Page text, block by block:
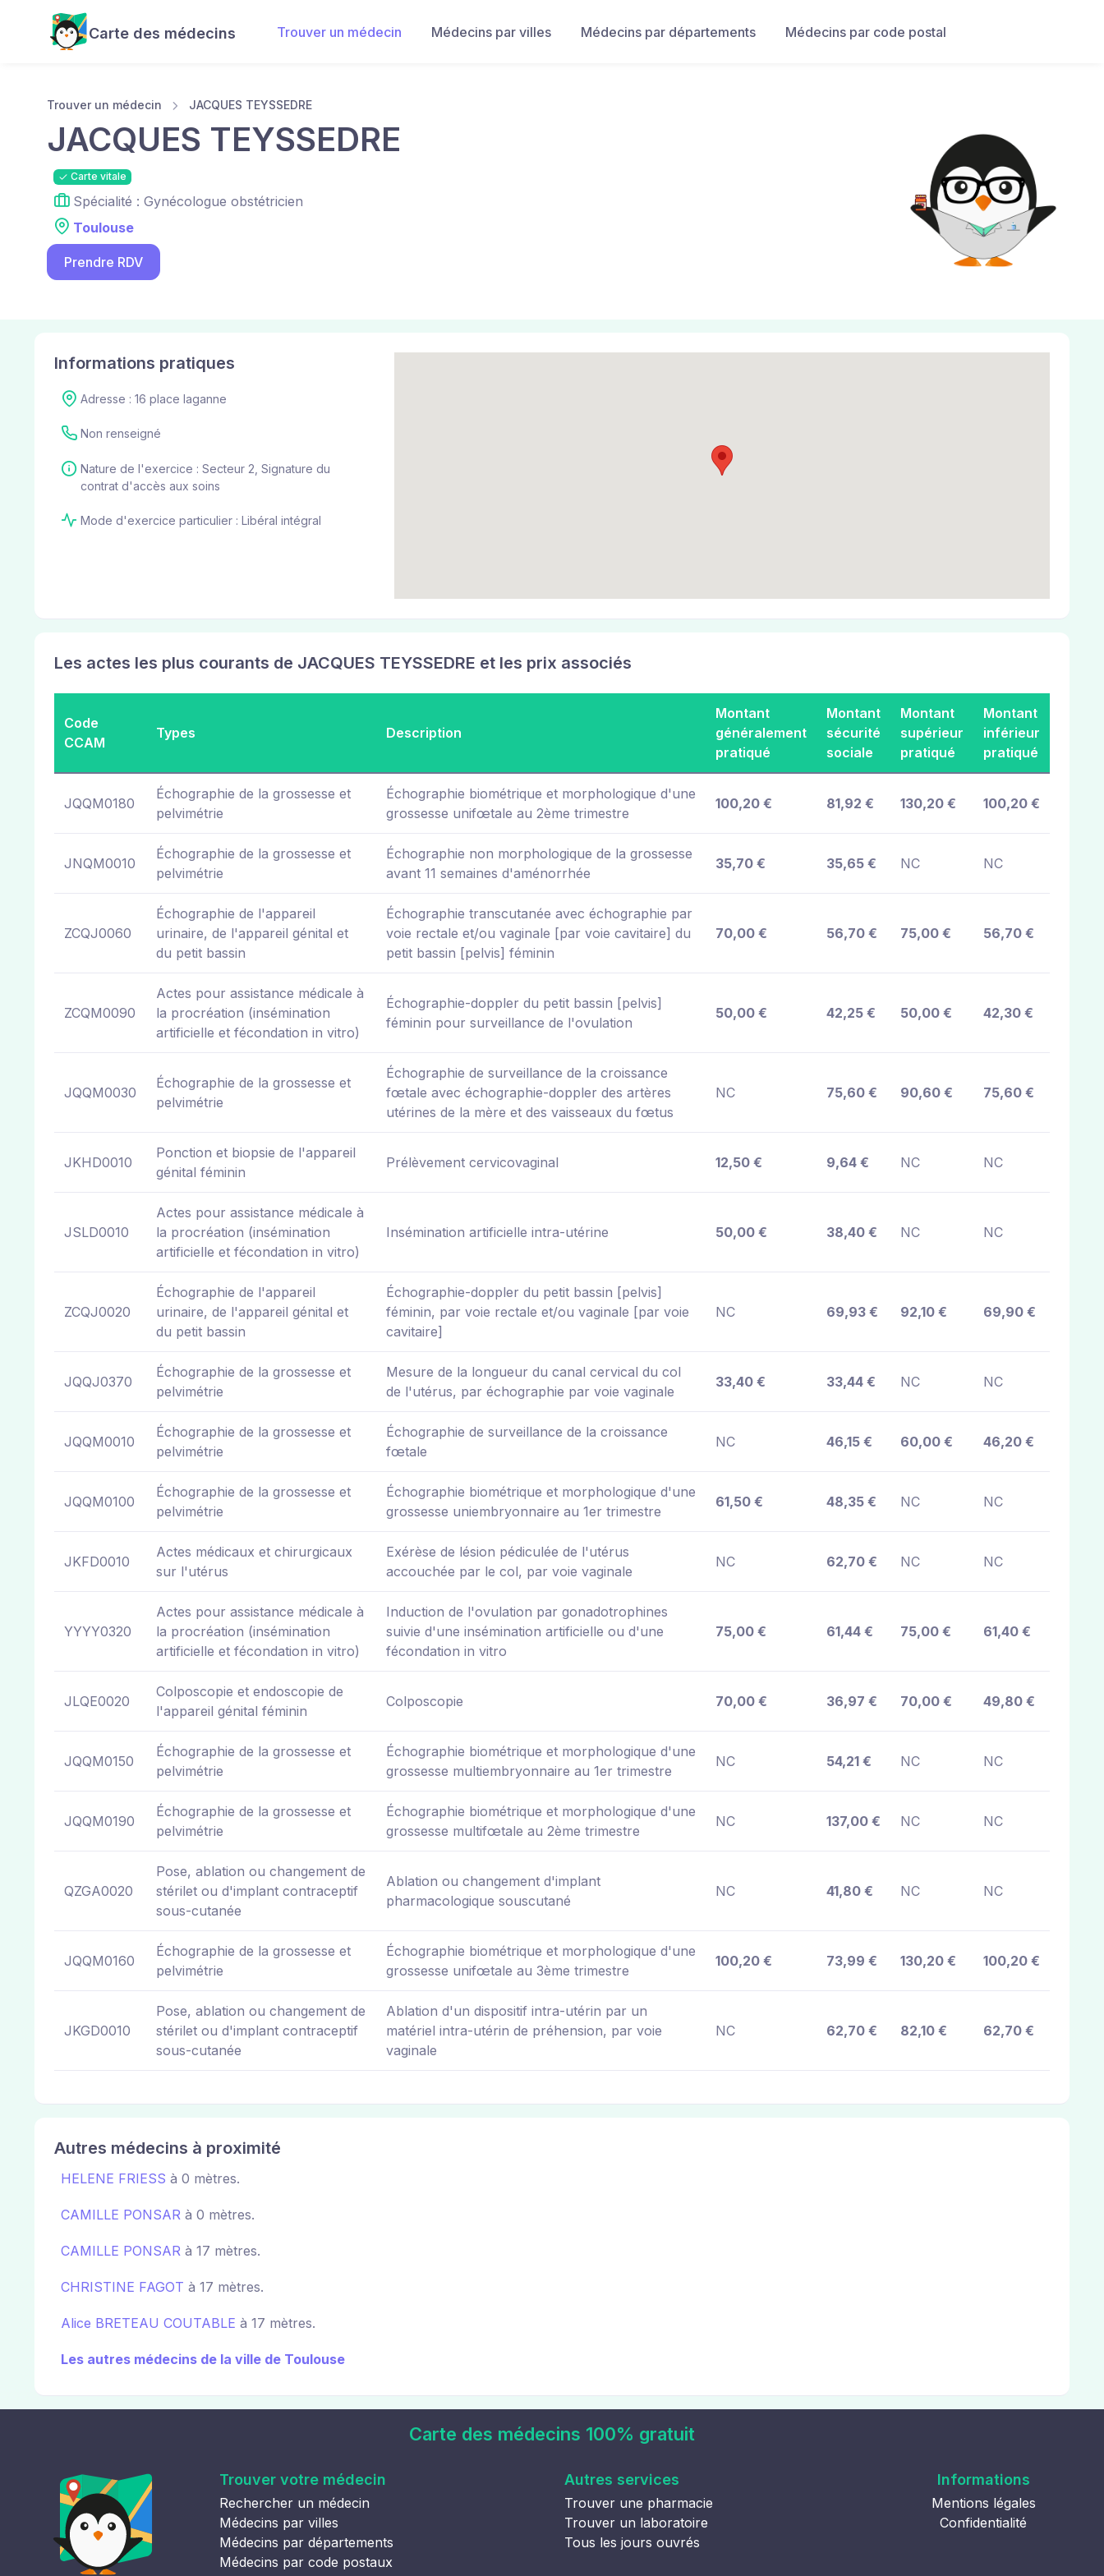
Carte des médecins Trouver un médecin Médecins par villes Médecins par départements Médecins par code postal
Trouver un médecin JACQUES TEYSSEDRE
JACQUES TEYSSEDRE
Carte vitale
Spécialité : Gynécologue obstétricien
Toulouse
Prendre RDV
Informations pratiques
Adresse : 16 place laganne
Non renseigné
Nature de l'exercice : Secteur 2, Signature du
contrat d'accès aux soins
Mode d'exercice particulier : Libéral intégral
Les actes les plus courants de JACQUES TEYSSEDRE et les prix associés
Code
CCAM
Types Description
Montant
généralement
pratiqué
Montant
sécurité
sociale
Montant
supérieur
pratiqué
Montant
inférieur
pratiqué
JQQM0180
Échographie de la grossesse et
pelvimétrie
Échographie biométrique et morphologique d'une
grossesse unifœtale au 2ème trimestre
100,20 € 81,92 € 130,20 € 100,20 €
JNQM0010
Échographie de la grossesse et
pelvimétrie
Échographie non morphologique de la grossesse
avant 11 semaines d'aménorrhée
35,70 € 35,65 € NC NC
ZCQJ0060
Échographie de l'appareil
urinaire, de l'appareil génital et
du petit bassin
Échographie transcutanée avec échographie par
voie rectale et/ou vaginale [par voie cavitaire] du
petit bassin [pelvis] féminin
70,00 € 56,70 € 75,00 € 56,70 €
ZCQM0090
Actes pour assistance médicale à
la procréation (insémination
artificielle et fécondation in vitro)
Échographie-doppler du petit bassin [pelvis]
féminin pour surveillance de l'ovulation
50,00 € 42,25 € 50,00 € 42,30 €
JQQM0030
Échographie de la grossesse et
pelvimétrie
Échographie de surveillance de la croissance
fœtale avec échographie-doppler des artères
utérines de la mère et des vaisseaux du fœtus
NC 75,60 € 90,60 € 75,60 €
JKHD0010
Ponction et biopsie de l'appareil
génital féminin
Prélèvement cervicovaginal 12,50 € 9,64 € NC NC
JSLD0010
Actes pour assistance médicale à
la procréation (insémination
artificielle et fécondation in vitro)
Insémination artificielle intra-utérine 50,00 € 38,40 € NC NC
ZCQJ0020
Échographie de l'appareil
urinaire, de l'appareil génital et
du petit bassin
Échographie-doppler du petit bassin [pelvis]
féminin, par voie rectale et/ou vaginale [par voie
cavitaire]
NC 69,93 € 92,10 € 69,90 €
JQQJ0370
Échographie de la grossesse et
pelvimétrie
Mesure de la longueur du canal cervical du col
de l'utérus, par échographie par voie vaginale
33,40 € 33,44 € NC NC
JQQM0010
Échographie de la grossesse et
pelvimétrie
Échographie de surveillance de la croissance
fœtale
NC 46,15 € 60,00 € 46,20 €
JQQM0100
Échographie de la grossesse et
pelvimétrie
Échographie biométrique et morphologique d'une
grossesse uniembryonnaire au 1er trimestre
61,50 € 48,35 € NC NC
JKFD0010
Actes médicaux et chirurgicaux
sur l'utérus
Exérèse de lésion pédiculée de l'utérus
accouchée par le col, par voie vaginale
NC 62,70 € NC NC
YYYY0320
Actes pour assistance médicale à
la procréation (insémination
artificielle et fécondation in vitro)
Induction de l'ovulation par gonadotrophines
suivie d'une insémination artificielle ou d'une
fécondation in vitro
75,00 € 61,44 € 75,00 € 61,40 €
JLQE0020
Colposcopie et endoscopie de
l'appareil génital féminin
Colposcopie 70,00 € 36,97 € 70,00 € 49,80 €
JQQM0150
Échographie de la grossesse et
pelvimétrie
Échographie biométrique et morphologique d'une
grossesse multiembryonnaire au 1er trimestre
NC 54,21 € NC NC
JQQM0190
Échographie de la grossesse et
pelvimétrie
Échographie biométrique et morphologique d'une
grossesse multifœtale au 2ème trimestre
NC 137,00 € NC NC
QZGA0020
Pose, ablation ou changement de
stérilet ou d'implant contraceptif
sous-cutanée
Ablation ou changement d'implant
pharmacologique souscutané
NC 41,80 € NC NC
JQQM0160
Échographie de la grossesse et
pelvimétrie
Échographie biométrique et morphologique d'une
grossesse unifœtale au 3ème trimestre
100,20 € 73,99 € 130,20 € 100,20 €
JKGD0010
Pose, ablation ou changement de
stérilet ou d'implant contraceptif
sous-cutanée
Ablation d'un dispositif intra-utérin par un
matériel intra-utérin de préhension, par voie
vaginale
NC 62,70 € 82,10 € 62,70 €
Autres médecins à proximité
HELENE FRIESS à 0 mètres.
CAMILLE PONSAR à 0 mètres.
CAMILLE PONSAR à 17 mètres.
CHRISTINE FAGOT à 17 mètres.
Alice BRETEAU COUTABLE à 17 mètres.
Les autres médecins de la ville de Toulouse
Carte des médecins 100% gratuit
Trouver votre médecin
Rechercher un médecin
Médecins par villes
Médecins par départements
Médecins par code postaux
Autres services
Trouver une pharmacie
Trouver un laboratoire
Tous les jours ouvrés
Informations
Mentions légales
Confidentialité